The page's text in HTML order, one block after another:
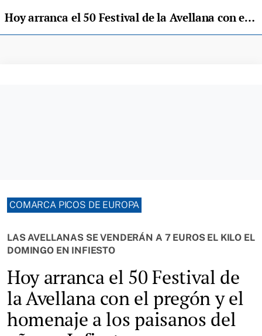
Hoy arranca el 50 Festival de la Avellana con el pregón y el homenaje a los paisanos del año en Infiesto
COMARCA PICOS DE EUROPA
LAS AVELLANAS SE VENDERÁN A 7 EUROS EL KILO EL
DOMINGO EN INFIESTO
Hoy arranca el 50 Festival de
la Avellana con el pregón y el
homenaje a los paisanos del